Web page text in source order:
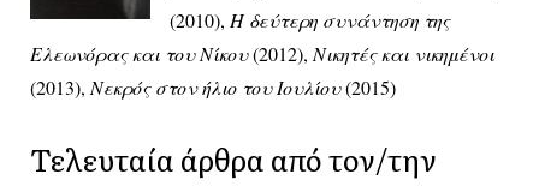
(2010), Η δεύτερη συνάντηση της
Ελεωνόρας και του Νίκου(2012), Νικητές και νικημένοι
(2013), Νεκρός στον ήλιο του Ιουλίου(2015)
Τελευταία άρθρα από τον/την